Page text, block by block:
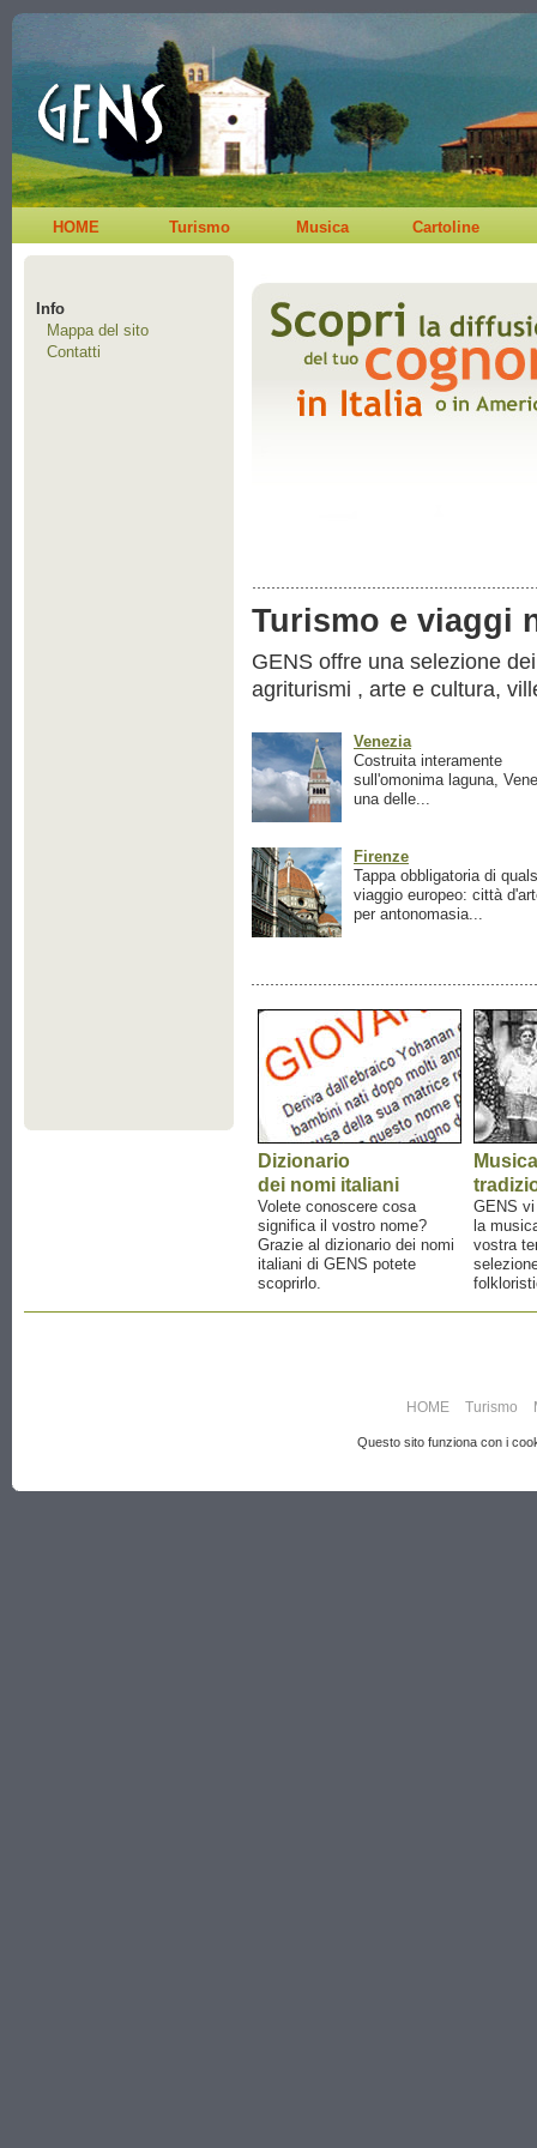
HOME Turismo Musica Cartoline
Info
Mappa del sito
Contatti
Turismo e viaggi
GENS offre una selezione
agriturismi , arte e cultura,
Venezia
Costruita interamente
sull'omonima laguna,
una delle...
Firenze
Tappa obbligatoria di
viaggio europeo: città
per antonomasia...
Dizionario
dei nomi italiani
Volete conoscere cosa
significa il vostro nome?
Grazie al dizionario dei nomi
italiani di GENS potete
scoprirlo.
Musica
GENS
la
vostra
HOME Turismo
Questo sito funziona con i